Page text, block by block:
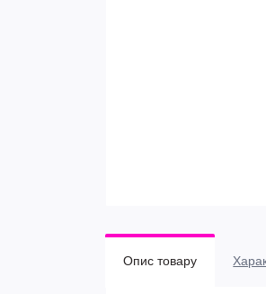
Опис товару